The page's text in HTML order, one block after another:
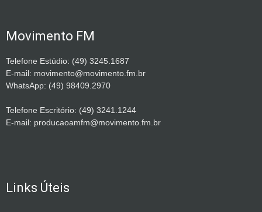
Movimento FM
Telefone Estúdio: (49) 3245.1687
E-mail: movimento@movimento.fm.br
WhatsApp: (49) 98409.2970
Telefone Escritório: (49) 3241.1244
E-mail: producaoamfm@movimento.fm.br
Links Úteis